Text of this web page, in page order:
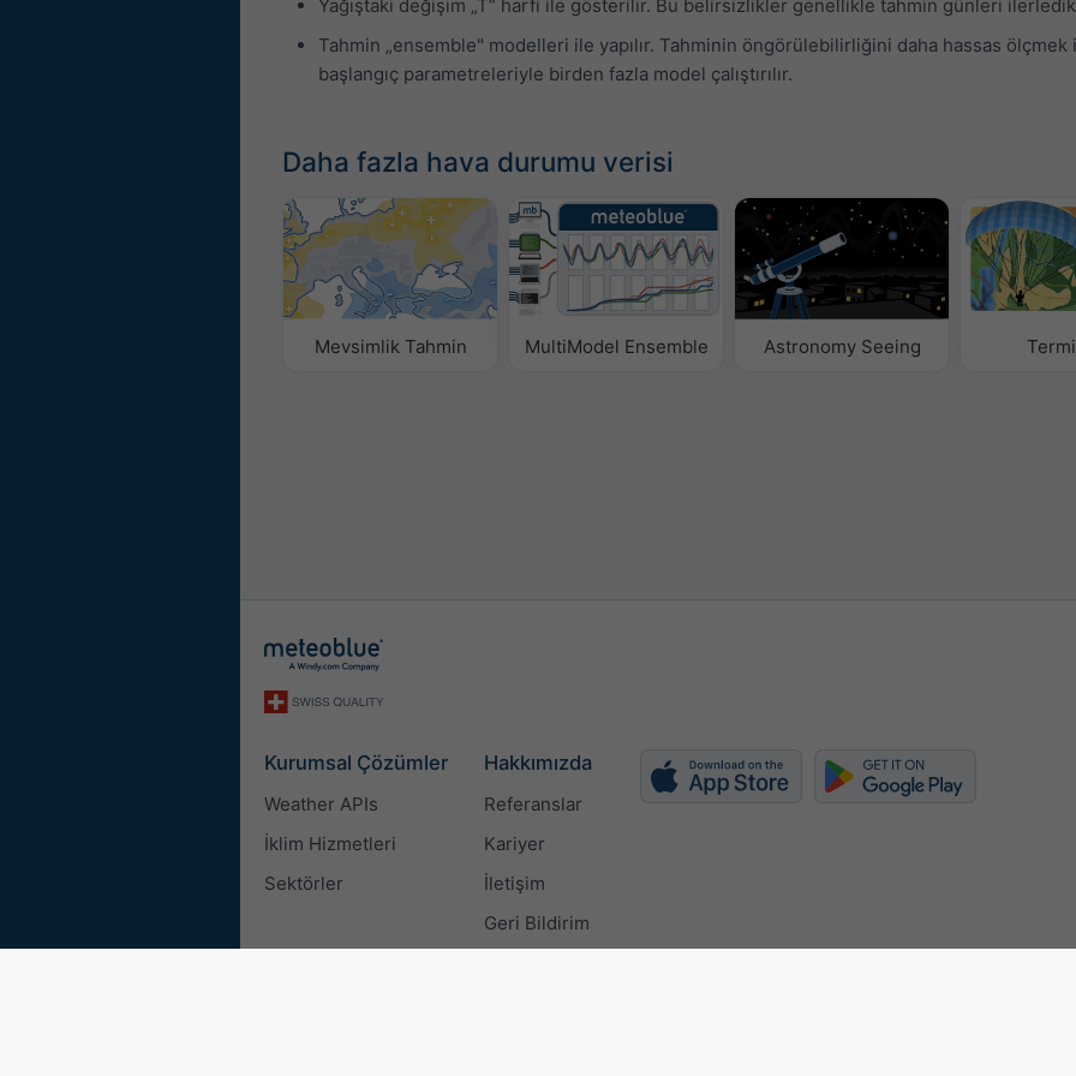
Yağıştaki değişim „T“ harfi ile gösterilir. Bu belirsizlikler genellikle tahmin günleri
Tahmin „ensemble" modelleri ile yapılır. Tahminin öngörülebilirliğini daha hassas ölçmek
başlangıç parametreleriyle birden fazla model çalıştırılır.
Daha fazla hava durumu verisi
Mevsimlik Tahmin MultiModel Ensemble Astronomy Seeing
Kurumsal Çözümler
Weather APIs
İklim Hizmetleri
Sektörler
Hakkımızda
Referanslar
Kariyer
İletişim
Geri Bildirim